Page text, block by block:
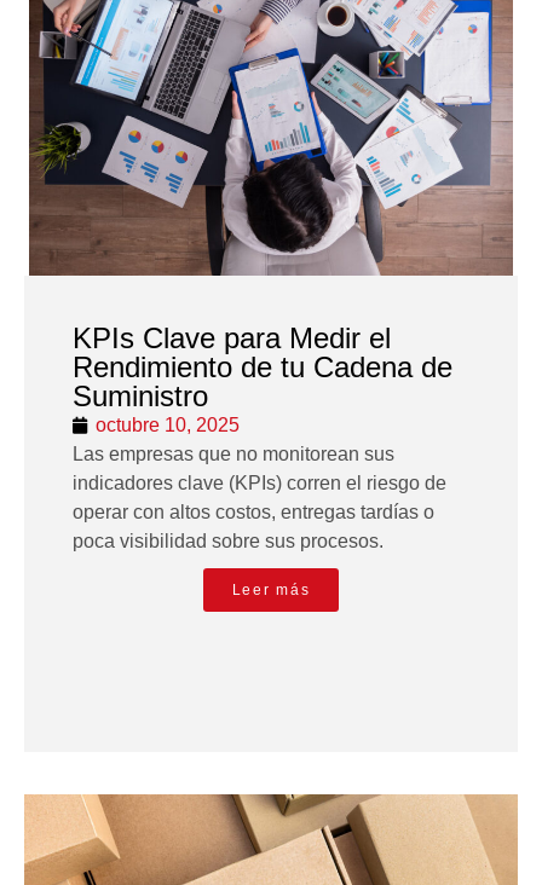
KPIs Clave para Medir el
Rendimiento de tu Cadena de
Suministro
octubre 10, 2025
Las empresas que no monitorean sus
indicadores clave (KPIs) corren el riesgo de
operar con altos costos, entregas tardías o
poca visibilidad sobre sus procesos.
Leer más